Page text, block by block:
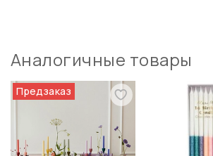
Аналогичные товары
Предзаказ